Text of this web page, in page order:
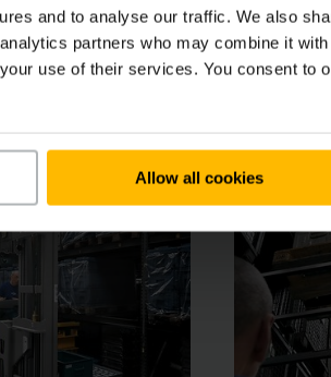
and to analyse our traffic. We also
partners who may combine it with
use of their services. You consent to
Allow all cookies
prostoru a ergonomických